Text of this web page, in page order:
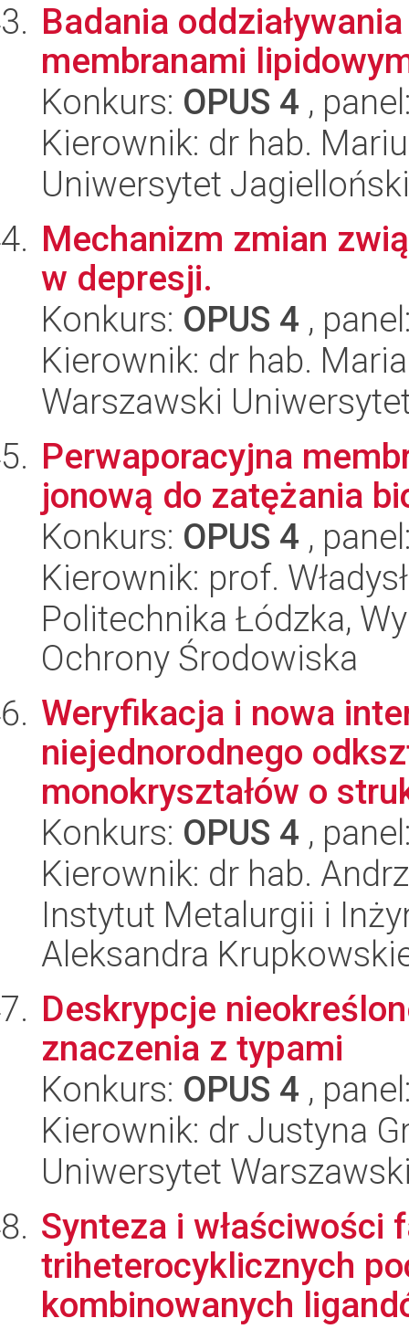
Badania
membranami
Konkurs: OPUS 4 ,
Kierownik: dr hab.
Uniwersytet
Mechanizm zmian
w depresji.
Konkurs: OPUS 4 ,
Kierownik: dr hab.
Warszawski
Perwaporacyjna
jonową do zatężania
Konkurs: OPUS 4 ,
Kierownik: prof.
Politechnika Łódzka,
Ochrony Środowiska
Weryfikacja i nowa
niejednorodnego
monokryształów o
Konkurs: OPUS 4 ,
Kierownik: dr hab.
Instytut Metalurgii i
Aleksandra
Deskrypcje
znaczenia z typami
Konkurs: OPUS 4 ,
Kierownik: dr Justyna
Uniwersytet
Synteza i właściwości
triheterocyklicznych
kombinowanych